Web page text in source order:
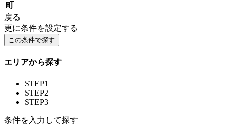
町
戻る
更に条件を設定する
エリアから探す
STEP1
STEP2
STEP3
条件を入力して探す